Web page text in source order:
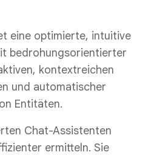
eine optimierte, intuitive
bedrohungsorientierter
kontextreichen
und automatischer
Entitäten.
Chat-Assistenten
ermitteln. Sie